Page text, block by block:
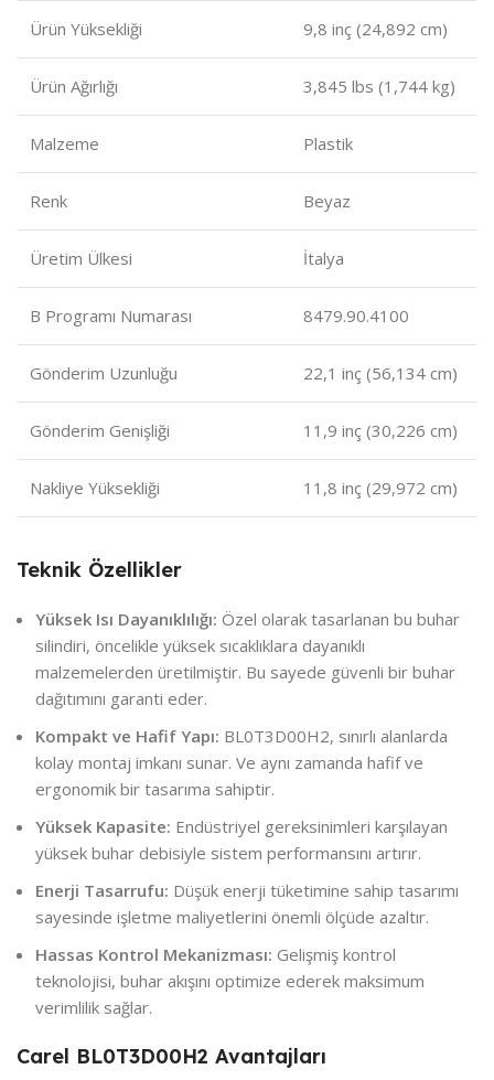
Ürün Yüksekliği 9,8 inç (24,892 cm)
Ürün Ağırlığı 3,845 lbs (1,744 kg)
Malzeme Plastik
Renk Beyaz
Üretim Ülkesi İtalya
B Programı Numarası 8479.90.4100
Gönderim Uzunluğu 22,1 inç (56,134 cm)
Gönderim Genişliği 11,9 inç (30,226 cm)
Nakliye Yüksekliği 11,8 inç (29,972 cm)
Teknik Özellikler
Yüksek Isı Dayanıklılığı: Özel olarak tasarlanan bu buhar
silindiri, öncelikle yüksek sıcaklıklara dayanıklı
malzemelerden üretilmiştir. Bu sayede güvenli bir buhar
dağıtımını garanti eder.
Kompakt ve Hafif Yapı: BL0T3D00H2, sınırlı alanlarda
kolay montaj imkanı sunar. Ve aynı zamanda hafif ve
ergonomik bir tasarıma sahiptir.
Yüksek Kapasite: Endüstriyel gereksinimleri karşılayan
yüksek buhar debisiyle sistem performansını artırır.
Enerji Tasarrufu: Düşük enerji tüketimine sahip tasarımı
sayesinde işletme maliyetlerini önemli ölçüde azaltır.
Hassas Kontrol Mekanizması: Gelişmiş kontrol
teknolojisi, buhar akışını optimize ederek maksimum
verimlilik sağlar.
Carel BL0T3D00H2 Avantajları